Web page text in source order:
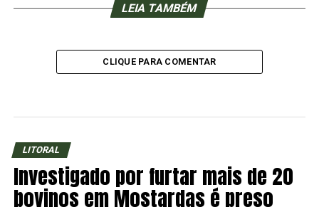
LEIA TAMBÉM
CLIQUE PARA COMENTAR
LITORAL
Investigado por furtar mais de 20
bovinos em Mostardas é preso